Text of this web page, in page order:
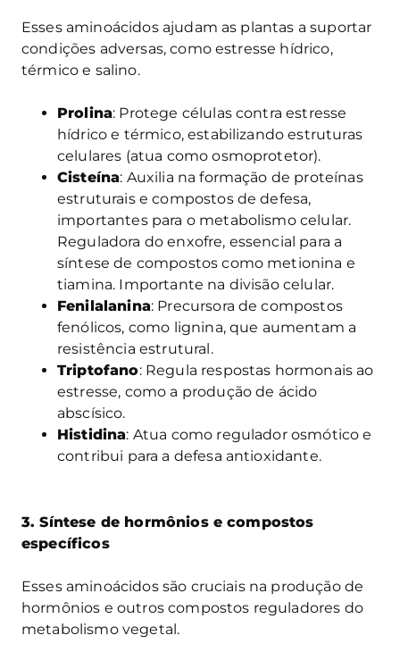
Esses aminoácidos ajudam as plantas a suportar
condições adversas, como estresse hídrico,
térmico e salino.
Prolina: Protege células contra estresse
hídrico e térmico, estabilizando estruturas
celulares (atua como osmoprotetor).
Cisteína: Auxilia na formação de proteínas
estruturais e compostos de defesa,
importantes para o metabolismo celular.
Reguladora do enxofre, essencial para a
síntese de compostos como metionina e
tiamina. Importante na divisão celular.
Fenilalanina: Precursora de compostos
fenólicos, como lignina, que aumentam a
resistência estrutural.
Triptofano: Regula respostas hormonais ao
estresse, como a produção de ácido
abscísico.
Histidina: Atua como regulador osmótico e
contribui para a defesa antioxidante.
3. Síntese de hormônios e compostos
específicos
Esses aminoácidos são cruciais na produção de
hormônios e outros compostos reguladores do
metabolismo vegetal.